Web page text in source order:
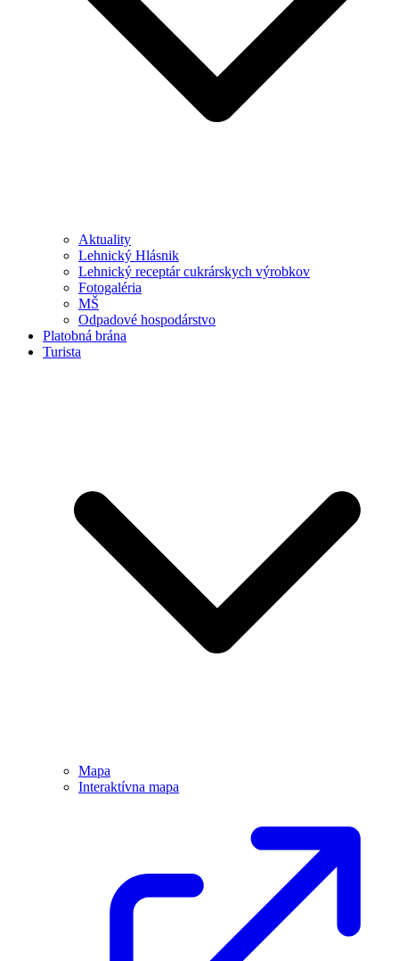
Aktuality
Lehnický Hlásnik
Lehnický receptár cukrárskych výrobkov
Fotogaléria
MŠ
Odpadové hospodárstvo
Platobná brána
Turista
Mapa
Interaktívna mapa